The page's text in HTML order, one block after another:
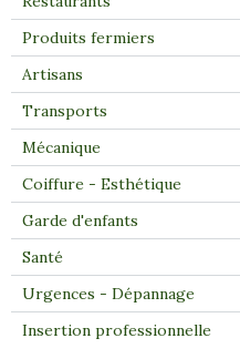
Produits fermiers
Artisans
Transports
Mécanique
Coiffure - Esthétique
Garde d'enfants
Santé
Urgences - Dépannage
Insertion professionnelle